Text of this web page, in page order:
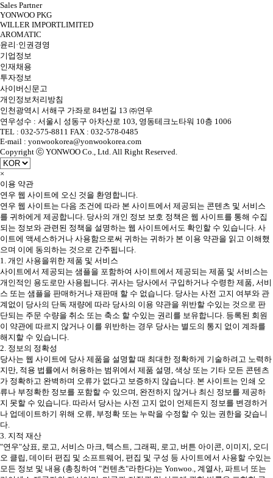
Sales Partner
YONWOO PKG
WILLER IMPORTLIMITED
AROMATIC
윤리·인권경영
기업정보
인재채용
투자정보
사이버신문고
개인정보처리방침
인천광역시 서해구 가좌로 84번길 13 ㈜연우
연우성수 : 서울시 성동구 아차산로 103, 영동테크노타워 10층 1006
TEL : 032-575-8811 FAX : 032-578-0485
E-mail : yonwookorea@yonwookorea.com
Copyright ⓒ YONWOO Co., Ltd. All Right Reserved.
×
이용 약관
연우 웹 사이트에 오신 것을 환영합니다.
연우 웹 사이트는 다음 조건에 따라 본 사이트에서 제공되는 콘텐츠 및 서비스
를 귀하에게 제공합니다. 당사의 개인 정보 보호 정책은 웹 사이트를 통해 수집
되는 정보와 관련된 정책을 설명하는 웹 사이트에서도 확인할 수 있습니다. 사
이트에 액세스하거나 사용함으로써 귀하는 귀하가 본 이용 약관을 읽고 이해했
으며 이에 동의하는 것으로 간주됩니다.
1. 개인 사용을위한 제품 및 서비스
사이트에서 제공되는 샘플을 포함하여 사이트에서 제공되는 제품 및 서비스는
개인적인 용도로만 사용됩니다. 귀사는 당사에서 구입하거나 수령한 제품, 서비
스 또는 샘플을 판매하거나 재판매 할 수 없습니다. 당사는 사전 고지 여부와 관
계없이 당사의 단독 재량에 따라 당사의 이용 약관을 위반할 수있는 것으로 판
단되는 주문 수량을 취소 또는 축소 할 수있는 권리를 보유합니다. 등록된 회원
이 약관에 따르지 않거나 이를 위반하는 경우 당사는 별도의 통지 없이 계좌를
해지할 수 있습니다.
2. 정보의 정확성
당사는 웹 사이트에 당사 제품을 설명할 때 최대한 정확하게 기술하려고 노력하
지만, 적용 법률에서 허용하는 범위에서 제품 설명, 색상 또는 기타 모든 콘텐츠
가 정확하고 완벽하며 오류가 없다고 보증하지 않습니다. 본 사이트는 인쇄 오
류나 부정확한 정보를 포함할 수 있으며, 완전하지 않거나 최신 정보를 제공하
지 못할 수 있습니다. 따라서 당사는 사전 고지 없이 언제든지 정보를 변경하거
나 업데이트하기 위해 오류, 부정확 또는 누락을 수정할 수 있는 권한을 갖습니
다.
3. 지적 재산
"연우"상표, 로고, 서비스 마크, 텍스트, 그래픽, 로고, 버튼 아이콘, 이미지, 오디
오 클립, 데이터 편집 및 소프트웨어, 편집 및 구성 등 사이트에서 사용할 수있는
모든 정보 및 내용 (총칭하여 "컨텐츠"라한다)는 Yonwoo., 계열사, 파트너 또는